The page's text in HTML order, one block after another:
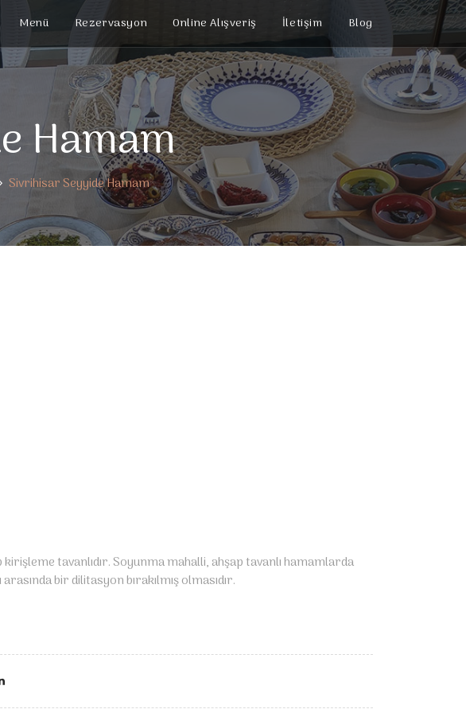
Menü Rezervasyon Online Alışveriş İletişim Blog
Hamam
Sivrihisar Seyyide Hamam
tavanlıdır. Soyunma mahalli, ahşap tavanlı hamam­larda
bir dilitasyon bırakılmış olmasıdır.